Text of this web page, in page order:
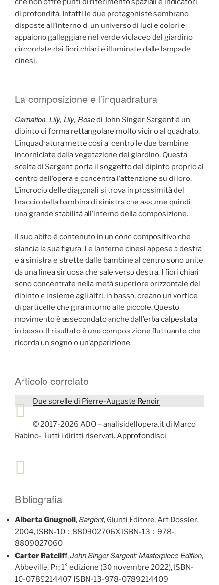
che non offre punti di riferimento spaziali e indicatori
di profondità. Infatti le due protagoniste sembrano
disposte all’interno di un universo di luci e colori e
appaiono galleggiare nel verde violaceo del giardino
circondate dai fiori chiari e illuminate dalle lampade
cinesi.
La composizione e l’inquadratura
Carnation, Lily, Lily, Rosedi John Singer Sargent è un
dipinto di forma rettangolare molto vicino al quadrato.
L’inquadratura mette così al centro le due bambine
incorniciate dalla vegetazione del giardino. Questa
scelta di Sargent porta il soggetto del dipinto proprio al
centro dell’opera e concentra l’attenzione su di loro.
L’incrocio delle diagonali si trova in prossimità del
braccio della bambina di sinistra che assume quindi
una grande stabilità all’interno della composizione.
Il suo abito è contenuto in un cono compositivo che
slancia la sua figura. Le lanterne cinesi appese a destra
e a sinistra e strette dalle bambine al centro sono unite
da una linea sinuosa che sale verso destra. I fiori chiari
sono concentrate nella metà superiore orizzontale del
dipinto e insieme agli altri, in basso, creano un vortice
di particelle che gira intorno alle piccole. Questo
movimento è assecondato anche dall’erba calpestata
in basso. Il risultato è una composizione fluttuante che
ricorda un sogno o un’apparizione.
Articolo correlato
Due sorelle di Pierre-Auguste Renoir
© 2017-2026 ADO – analisidellopera.it di Marco
Rabino- Tutti i diritti riservati.Approfondisci
Bibliografia
Alberta Gnugnoli,Sargent, Giunti Editore, Art Dossier,
2004, ISBN-10 ‏ : ‎ 880902706X ISBN-13 ‏ : ‎ 978-
8809027060
Carter Ratcliff,John Singer Sargent: Masterpiece Edition,
Abbeville, Pr; 1° edizione (30 novembre 2022), ISBN-
10-0789214407 ISBN-13-978-0789214409